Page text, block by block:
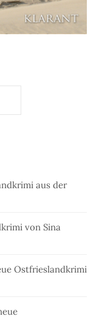
aus der
von Sina
Ostfrieslandkrimi